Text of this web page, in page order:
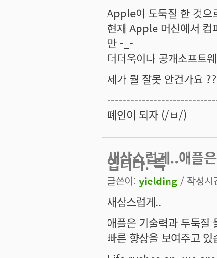
Apple이 도둑질 한 것으
현재 Apple 머신에서 컴
만 -_-
더더욱이나 공개소프트
제가 뭘 잘못 안건가요
폐인이 되자 (/ㅂ/)
새삼스럽게..애플
입니다. 특
글쓴이: yielding / 작성
새삼스럽게..
애플은 기술력과 두둑질
빠른 향상을 보여주고 있